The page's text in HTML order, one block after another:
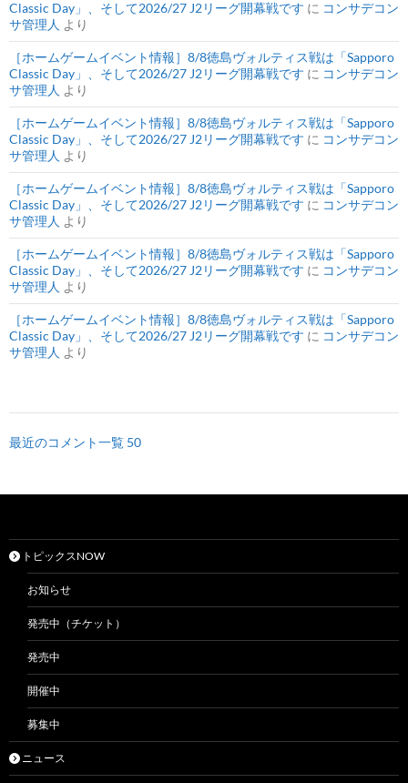
Classic Day」、そして2026/27 J2リーグ開幕戦です に コンサデコン
サ管理人 より
［ホームゲームイベント情報］8/8徳島ヴォルティス戦は「Sapporo
Classic Day」、そして2026/27 J2リーグ開幕戦です に コンサデコン
サ管理人 より
［ホームゲームイベント情報］8/8徳島ヴォルティス戦は「Sapporo
Classic Day」、そして2026/27 J2リーグ開幕戦です に コンサデコン
サ管理人 より
［ホームゲームイベント情報］8/8徳島ヴォルティス戦は「Sapporo
Classic Day」、そして2026/27 J2リーグ開幕戦です に コンサデコン
サ管理人 より
［ホームゲームイベント情報］8/8徳島ヴォルティス戦は「Sapporo
Classic Day」、そして2026/27 J2リーグ開幕戦です に コンサデコン
サ管理人 より
［ホームゲームイベント情報］8/8徳島ヴォルティス戦は「Sapporo
Classic Day」、そして2026/27 J2リーグ開幕戦です に コンサデコン
サ管理人 より
最近のコメント一覧 50
トピックスNOW
お知らせ
発売中（チケット）
発売中
開催中
募集中
ニュース